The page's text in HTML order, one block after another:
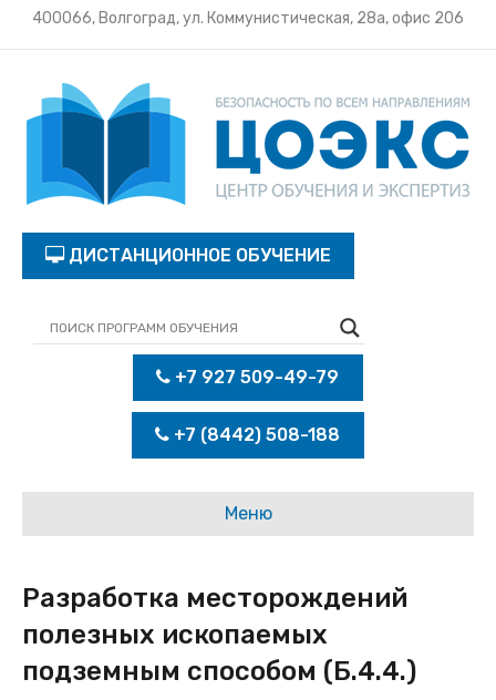
400066, Волгоград, ул. Коммунистическая, 28а, офис 206
ДИСТАНЦИОННОЕ ОБУЧЕНИЕ
+7 927 509-49-79
+7 (8442) 508-188
Меню
Разработка месторождений
полезных ископаемых
подземным способом (Б.4.4.)